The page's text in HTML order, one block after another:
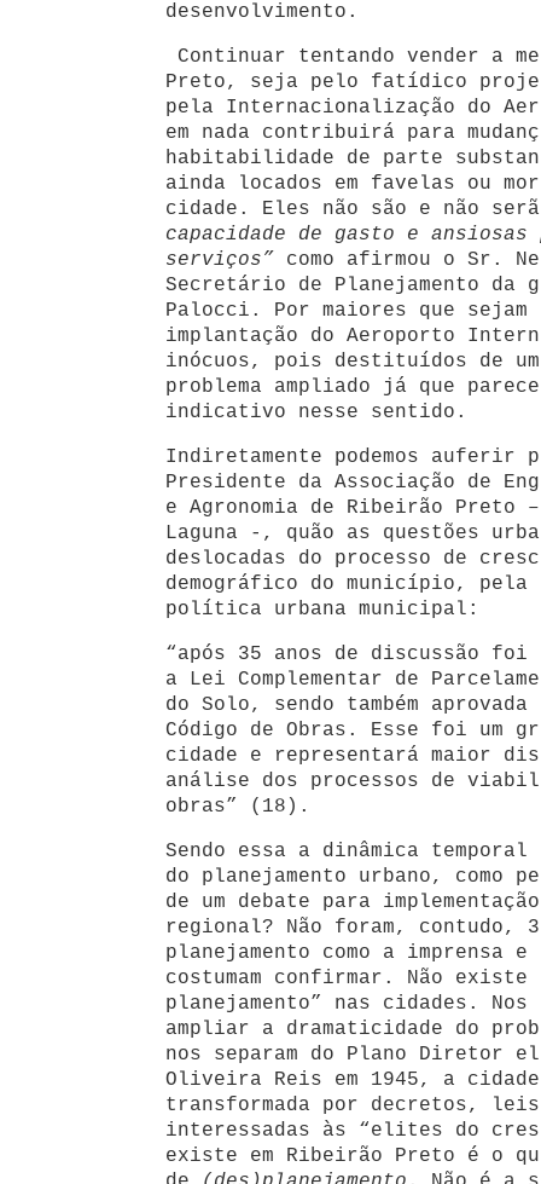
desenvolvimento.
Continuar tentando vender a
Preto, seja pelo fatídico
pela Internacionalização do
em nada contribuirá para
habitabilidade de parte
ainda locados em favelas ou
cidade. Eles não são e não
capacidade de gasto e ansiosas
serviços” como afirmou o Sr.
Secretário de Planejamento da
Palocci. Por maiores que
implantação do Aeroporto
inócuos, pois destituídos de
problema ampliado já que
indicativo nesse sentido.
Indiretamente podemos auferir
Presidente da Associação de
e Agronomia de Ribeirão Preto
Laguna -, quão as questões
deslocadas do processo de
demográfico do município,
política urbana municipal:
“após 35 anos de discussão foi
a Lei Complementar de
do Solo, sendo também
Código de Obras. Esse foi um
cidade e representará maior
análise dos processos de
obras” (18).
Sendo essa a dinâmica temporal
do planejamento urbano, como
de um debate para
regional? Não foram, contudo,
planejamento como a imprensa
costumam confirmar. Não
planejamento” nas cidades.
ampliar a dramaticidade do
nos separam do Plano Diretor
Oliveira Reis em 1945, a
transformada por decretos,
interessadas às “elites do
existe em Ribeirão Preto é o